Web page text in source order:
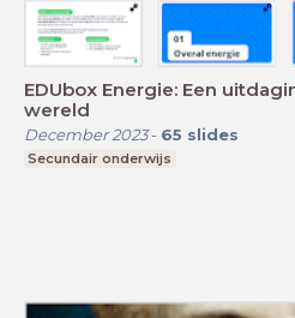
EDUbox Energie: Een
wereld
December 2023- 65 slides
Secundair onderwijs